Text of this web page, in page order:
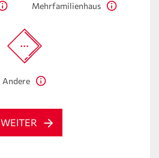
Mehrfamilienhaus
Andere
WEITER